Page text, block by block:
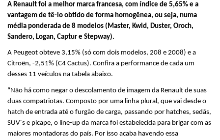
A Renault foi a melhor marca francesa, com índice de 5,65% e a
vantagem de tê-lo obtido de forma homogênea, ou seja, numa
média ponderada de 8 modelos (Master, Kwid, Duster, Oroch,
Sandero, Logan, Captur e Stepway).
A Peugeot obteve 3,15% (só com dois modelos, 208 e 2008) e a
Citroën, -2,51% (C4 Cactus). Confira a performance de cada um
desses 11 veículos na tabela abaixo.
“Não há como negar o descolamento de imagem da Renault de suas
duas compatriotas. Composto por uma linha plural, que vai desde o
hatch de entrada até o furgão de carga, passando por hatches, sedãs,
SUV´s e picape, o line-up da marca foi estabelecida para brigar com as
maiores montadoras do país. Por isso acaba havendo essa